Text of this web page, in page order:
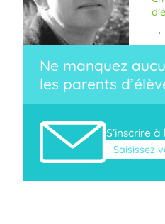
→
Ne manquez
les parents
S’inscrire
Veuillez